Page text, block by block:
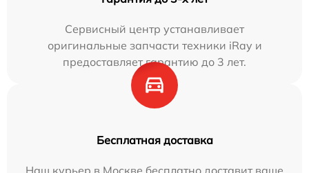
Сервисный центр устанавливает
оригинальные запчасти техники iRay и
предоставляет гарантию до 3 лет.
Бесплатная доставка
Наш курьер в Москве бесплатно доставит ваше